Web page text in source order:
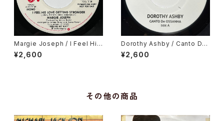
Margie Joseph / I Feel His
Love Getting Stronger
¥2,600
Dorothy Ashby / Canto De
Ossanha, Cause I Need It
¥2,600
その他の商品